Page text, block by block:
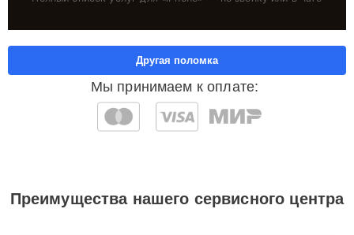
Мы принимаем к оплате:
Другая поломка
Преимущества нашего сервисного центра